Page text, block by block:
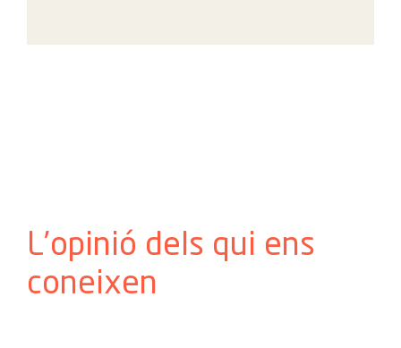
L’opinió dels qui ens
coneixen